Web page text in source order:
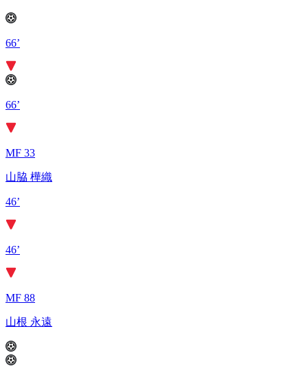
66’
66’
MF 33
山脇 樺織
46’
46’
MF 88
山根 永遠